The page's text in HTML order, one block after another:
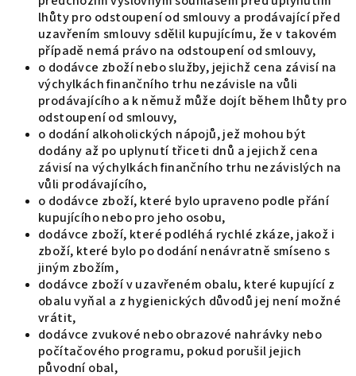
lhůty pro odstoupení od smlouvy a prodávající před
uzavřením smlouvy sdělil kupujícímu, že v takovém
případě nemá právo na odstoupení od smlouvy,
o dodávce zboží nebo služby, jejichž cena závisí na
výchylkách finančního trhu nezávisle na vůli
prodávajícího a k němuž může dojít během lhůty pro
odstoupení od smlouvy,
o dodání alkoholických nápojů, jež mohou být
dodány až po uplynutí třiceti dnů a jejichž cena
závisí na výchylkách finančního trhu nezávislých na
vůli prodávajícího,
o dodávce zboží, které bylo upraveno podle přání
kupujícího nebo pro jeho osobu,
dodávce zboží, které podléhá rychlé zkáze, jakož i
zboží, které bylo po dodání nenávratně smíseno s
jiným zbožím,
dodávce zboží v uzavřeném obalu, které kupující z
obalu vyňal a z hygienických důvodů jej není možné
vrátit,
dodávce zvukové nebo obrazové nahrávky nebo
počítačového programu, pokud porušil jejich
původní obal,